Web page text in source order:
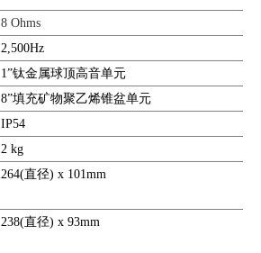
8 Ohms
2,500Hz
1”钛金属球顶高音单元
8”填充矿物聚乙烯锥盆单元
IP54
2 kg
264(直径) x 101mm
238(直径) x 93mm